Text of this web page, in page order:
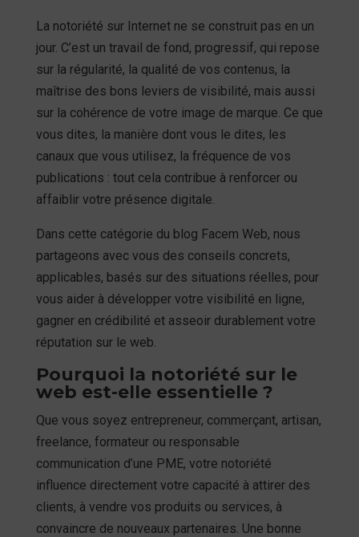
La notoriété sur Internet ne se construit pas en un
jour. C’est un travail de fond, progressif, qui repose
sur la régularité, la qualité de vos contenus, la
maîtrise des bons leviers de visibilité, mais aussi
sur la cohérence de votre image de marque. Ce que
vous dites, la manière dont vous le dites, les
canaux que vous utilisez, la fréquence de vos
publications : tout cela contribue à renforcer ou
affaiblir votre présence digitale.
Dans cette catégorie du blog Facem Web, nous
partageons avec vous des conseils concrets,
applicables, basés sur des situations réelles, pour
vous aider à développer votre visibilité en ligne,
gagner en crédibilité et asseoir durablement votre
réputation sur le web.
Pourquoi la notoriété sur le
web est-elle essentielle ?
Que vous soyez entrepreneur, commerçant, artisan,
freelance, formateur ou responsable
communication d’une PME, votre notoriété
influence directement votre capacité à attirer des
clients, à vendre vos produits ou services, à
convaincre de nouveaux partenaires. Une bonne